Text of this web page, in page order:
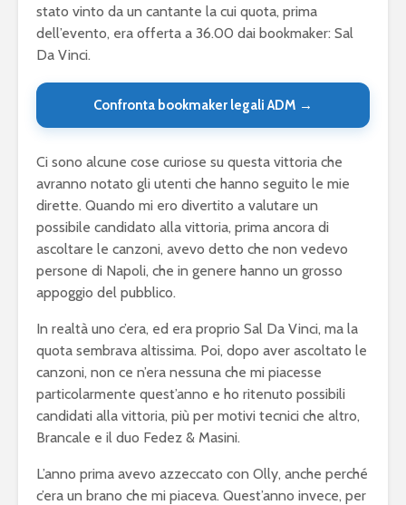
stato vinto da un cantante la cui quota, prima
dell’evento, era offerta a 36.00 dai bookmaker: Sal
Da Vinci.
Confronta bookmaker legali ADM →
Ci sono alcune cose curiose su questa vittoria che
avranno notato gli utenti che hanno seguito le mie
dirette. Quando mi ero divertito a valutare un
possibile candidato alla vittoria, prima ancora di
ascoltare le canzoni, avevo detto che non vedevo
persone di Napoli, che in genere hanno un grosso
appoggio del pubblico.
In realtà uno c’era, ed era proprio Sal Da Vinci, ma la
quota sembrava altissima. Poi, dopo aver ascoltato le
canzoni, non ce n’era nessuna che mi piacesse
particolarmente quest’anno e ho ritenuto possibili
candidati alla vittoria, più per motivi tecnici che altro,
Brancale e il duo Fedez & Masini.
L’anno prima avevo azzeccato con Olly, anche perché
c’era un brano che mi piaceva. Quest’anno invece, per